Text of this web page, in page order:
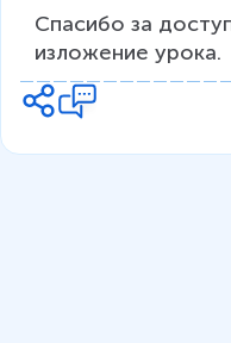
Спасибо за
изложение урока.